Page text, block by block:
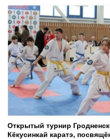
Открытый турнир
Кёкусинкай каратэ,